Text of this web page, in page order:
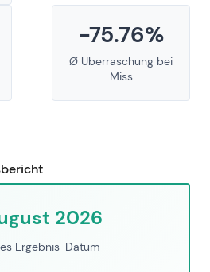
-75.76%
Ø Überraschung bei
Miss
2026
Ergebnis-Datum